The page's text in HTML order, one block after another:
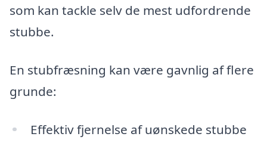
som kan tackle selv de mest udfordrende
stubbe.
En stubfræsning kan være gavnlig af flere
grunde:
Effektiv fjernelse af uønskede stubbe